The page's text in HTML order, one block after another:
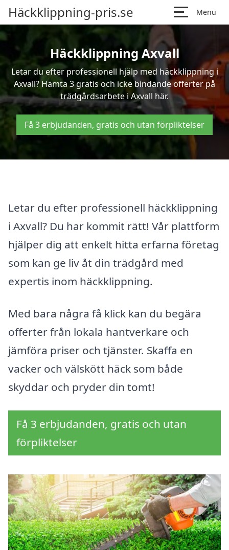
Häckklippning-pris.se Menu
Häckklippning Axvall
Letar du efter professionell hjälp med häckklippning i
Axvall? Hämta 3 gratis och icke bindande offerter på
trädgårdsarbete i Axvall här.
Få 3 erbjudanden, gratis och utan förpliktelser
Letar du efter professionell häckklippning
i Axvall? Du har kommit rätt! Vår plattform
hjälper dig att enkelt hitta erfarna företag
som kan ge liv åt din trädgård med
expertis inom häckklippning.
Med bara några få klick kan du begära
offerter från lokala hantverkare och
jämföra priser och tjänster. Skaffa en
vacker och välskött häck som både
skyddar och pryder din tomt!
Få 3 erbjudanden, gratis och utan
förpliktelser